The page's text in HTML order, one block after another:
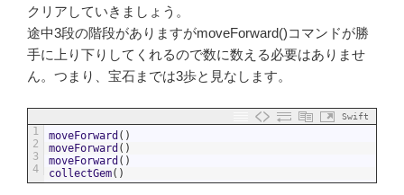
クリアしていきましょう。
途中3段の階段がありますがmoveForward()コマンドが勝
手に上り下りしてくれるので数に数える必要はありませ
ん。つまり、宝石までは3歩と見なします。
Swift
1
2
3
4
moveForward ( )
moveForward ( )
moveForward ( )
collectGem( )